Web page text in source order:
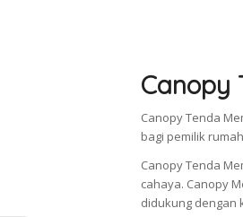
Canopy
Canopy Tenda
bagi pemilik
Canopy Tenda
cahaya. Canopy
didukung dengan